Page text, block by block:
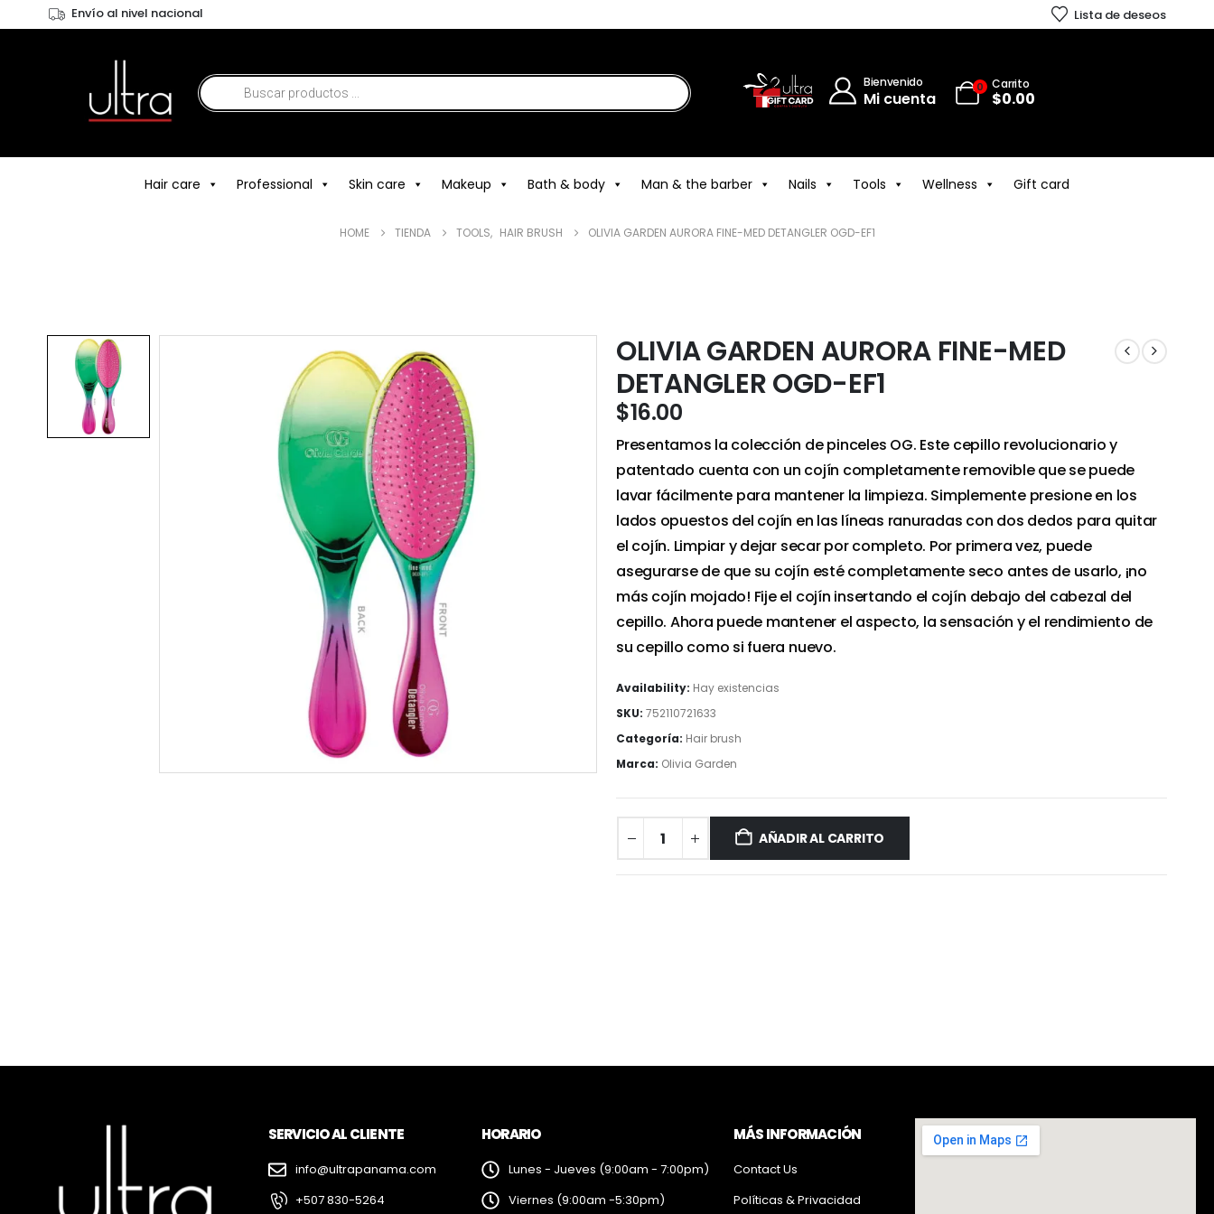
Envío al nivel nacional Lista de deseos
Bienvenido
Mi cuenta
0 Carrito
$0.00
Hair care Professional Skin care Makeup Bath & body Man & the barber Nails Tools Wellness Gift card
HOME TIENDA TOOLS, HAIR BRUSH OLIVIA GARDEN AURORA FINE-MED DETANGLER OGD-EF1
OLIVIA GARDEN AURORA FINE-MED
DETANGLER OGD-EF1
$16.00
Presentamos la colección de pinceles OG. Este cepillo revolucionario y
patentado cuenta con un cojín completamente removible que se puede
lavar fácilmente para mantener la limpieza. Simplemente presione en los
lados opuestos del cojín en las líneas ranuradas con dos dedos para quitar
el cojín. Limpiar y dejar secar por completo. Por primera vez, puede
asegurarse de que su cojín esté completamente seco antes de usarlo, ¡no
más cojín mojado! Fije el cojín insertando el cojín debajo del cabezal del
cepillo. Ahora puede mantener el aspecto, la sensación y el rendimiento de
su cepillo como si fuera nuevo.
Availability: Hay existencias
SKU: 752110721633
Categoría: Hair brush
Marca: Olivia Garden
AÑADIR AL CARRITO
SERVICIO AL CLIENTE
info@ultrapanama.com
+507 830-5264
HORARIO
Lunes - Jueves (9:00am - 7:00pm)
Viernes (9:00am -5:30pm)
MÁS INFORMACIÓN
Contact Us
Políticas & Privacidad